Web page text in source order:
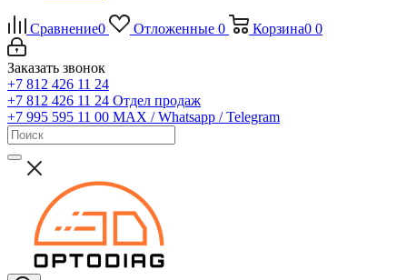
Сравнение0 Отложенные 0 Корзина0 0
Заказать звонок
+7 812 426 11 24
+7 812 426 11 24 Отдел продаж
+7 995 595 11 00 MAX / Whatsapp / Telegram